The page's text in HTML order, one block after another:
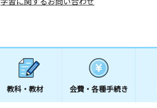
教科・教材 会費・ 各種手続き